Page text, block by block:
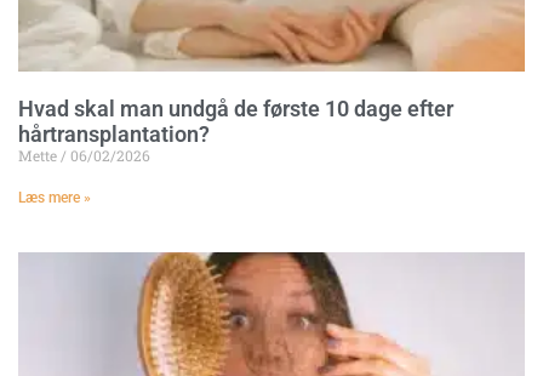
Hvad skal man undgå de første 10 dage efter
hårtransplantation?
Mette 06/02/2026
Læs mere »